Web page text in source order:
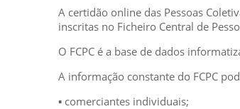
A certidão online das Pessoas
inscritas no Ficheiro Central de
O FCPC é a base de dados
A informação constante do FCPC
▪ comerciantes individuais;